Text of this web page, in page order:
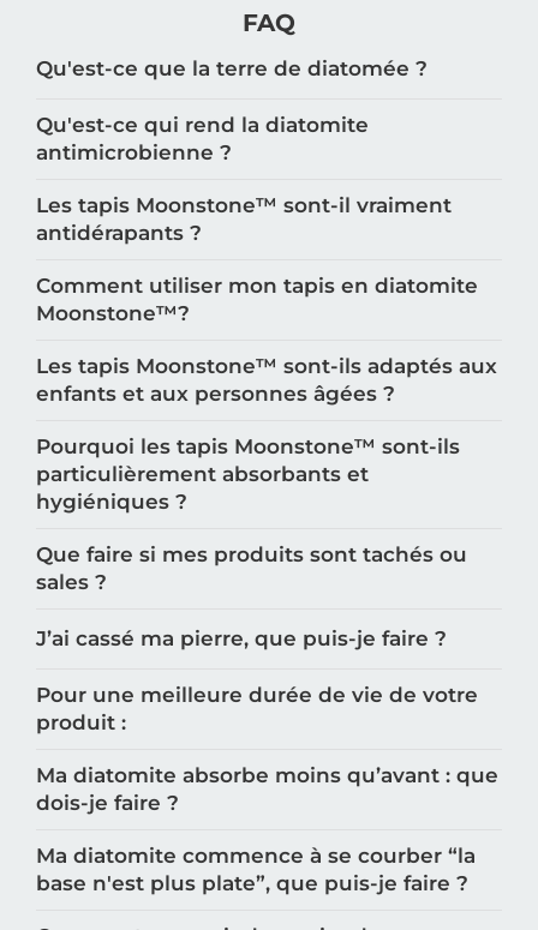
FAQ
Qu'est-ce que la terre de diatomée ?
Qu'est-ce qui rend la diatomite
antimicrobienne ?
Les tapis Moonstone™️ sont-il vraiment
antidérapants ?
Comment utiliser mon tapis en diatomite
Moonstone™️?
Les tapis Moonstone™️ sont-ils adaptés aux
enfants et aux personnes âgées ?
Pourquoi les tapis Moonstone™️ sont-ils
particulièrement absorbants et
hygiéniques ?
Que faire si mes produits sont tachés ou
sales ?
J’ai cassé ma pierre, que puis-je faire ?
Pour une meilleure durée de vie de votre
produit :
Ma diatomite absorbe moins qu’avant : que
dois-je faire ?
Ma diatomite commence à se courber “la
base n'est plus plate”, que puis-je faire ?